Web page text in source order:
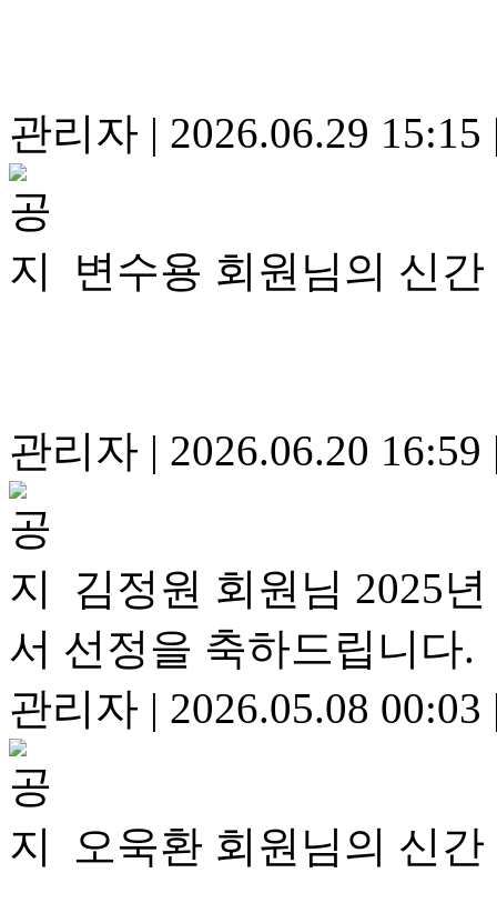
관리자 | 2026.06.29 15:15
변수용 회원님의 신
관리자 | 2026.06.20 16:59
김정원 회원님 2025
서 선정을 축하드립니다.
관리자 | 2026.05.08 00:03
오욱환 회원님의 신